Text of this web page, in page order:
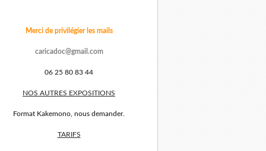
Merci de privilégier les mails
caricadoc@gmail.com
06 25 80 83 44
NOS AUTRES EXPOSITIONS
Format Kakemono, nous demander.
TARIFS